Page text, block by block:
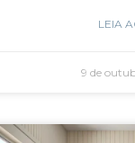
LEIA
9 de